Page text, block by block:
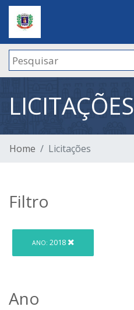
LICITAÇÕES
Home Licitações
Filtro
ANO: 2018
Ano